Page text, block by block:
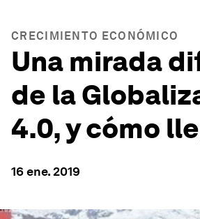
CRECIMIENTO ECONÓMICO
Una mirada
de la
4.0, y cómo
16 ene. 2019